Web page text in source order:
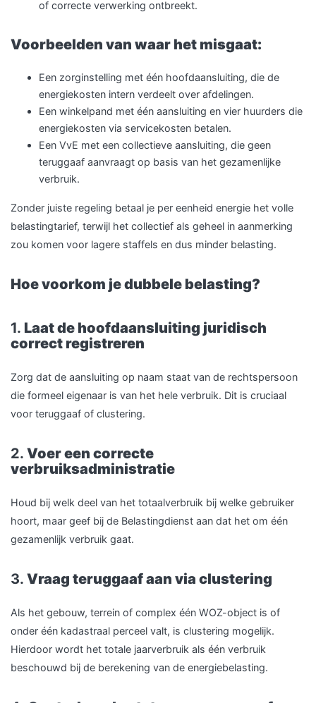
of correcte verwerking ontbreekt.
Voorbeelden van waar het misgaat:
Een zorginstelling met één hoofdaansluiting, die de
energiekosten intern verdeelt over afdelingen.
Een winkelpand met één aansluiting en vier huurders die
energiekosten via servicekosten betalen.
Een VvE met een collectieve aansluiting, die geen
teruggaaf aanvraagt op basis van het gezamenlijke
verbruik.
Zonder juiste regeling betaal je per eenheid energie het volle
belastingtarief, terwijl het collectief als geheel in aanmerking
zou komen voor lagere staffels en dus minder belasting.
Hoe voorkom je dubbele belasting?
1. Laat de hoofdaansluiting juridisch
correct registreren
Zorg dat de aansluiting op naam staat van de rechtspersoon
die formeel eigenaar is van het hele verbruik. Dit is cruciaal
voor teruggaaf of clustering.
2. Voer een correcte
verbruiksadministratie
Houd bij welk deel van het totaalverbruik bij welke gebruiker
hoort, maar geef bij de Belastingdienst aan dat het om één
gezamenlijk verbruik gaat.
3. Vraag teruggaaf aan via clustering
Als het gebouw, terrein of complex één WOZ-object is of
onder één kadastraal perceel valt, is clustering mogelijk.
Hierdoor wordt het totale jaarverbruik als één verbruik
beschouwd bij de berekening van de energiebelasting.